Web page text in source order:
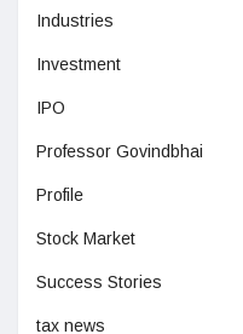
Industries
Investment
IPO
Professor Govindbhai
Profile
Stock Market
Success Stories
tax news